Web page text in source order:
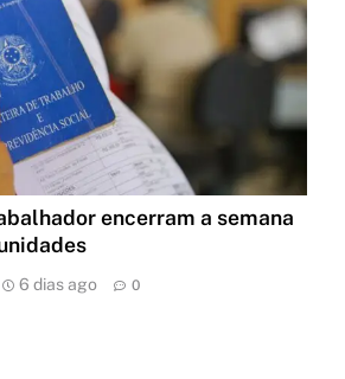
encerram a semana
6 dias ago 0